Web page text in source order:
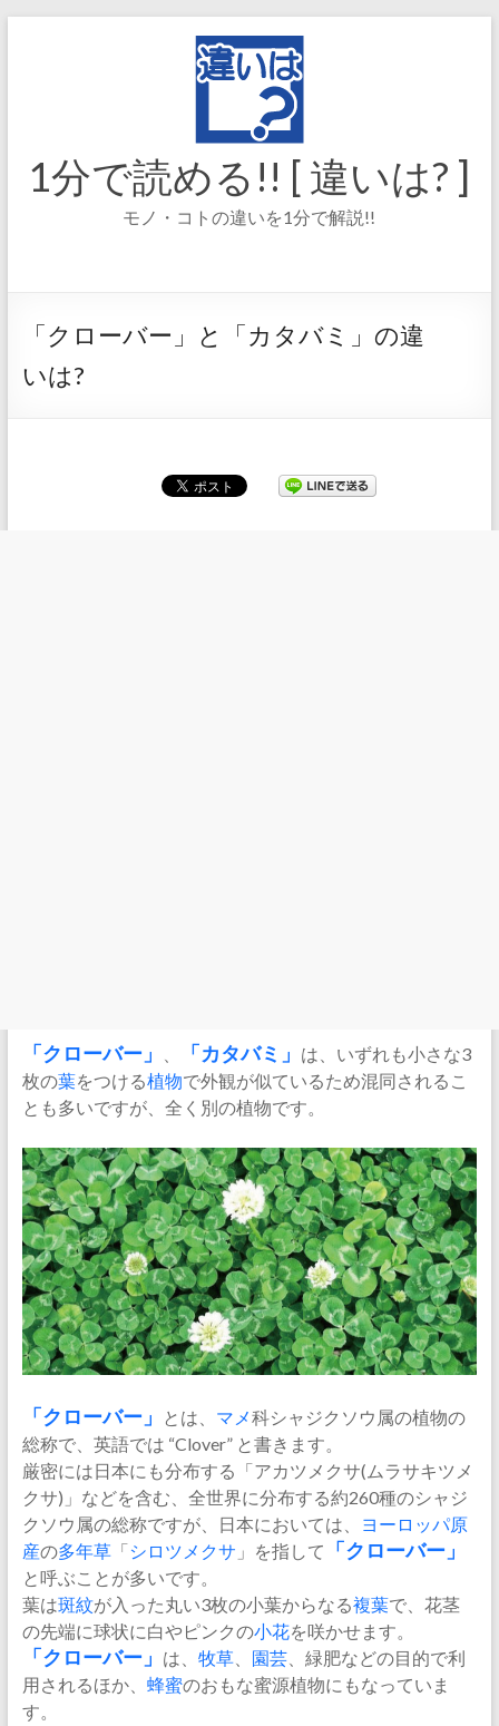
1分で読める!! [ 違いは? ]
モノ・コトの違いを1分で解説!!
「クローバー」と「カタバミ」の違
いは?
「 クローバー」 「 カタバミ 」 は、いずれも小さな3
枚の葉をつける植物で外観が似ているため混同されるこ
とも多いですが、全く別の植物です。
「クローバー」 とは、 マメ科シャジクソウ属の植物の
総称で、英語では “Clover” と書きます。
厳密には日本にも分布する「アカツメクサ(ムラサキツメ
クサ)」などを含む、全世界に分布する約260種のシャジ
クソウ属の総称ですが、日本においては、
ヨーロッパ原
産の多年草「シロツメクサ 」を指して 「クローバー」
と呼ぶことが多いです。
葉は斑紋が入った丸い3枚の小葉からなる複葉で、花茎
の先端に球状に白やピンクの小花を咲かせます。
「クローバー」 は、 牧草、 園芸、緑肥などの目的で利
用されるほか、 蜂蜜のおもな蜜源植物にもなっていま
す。